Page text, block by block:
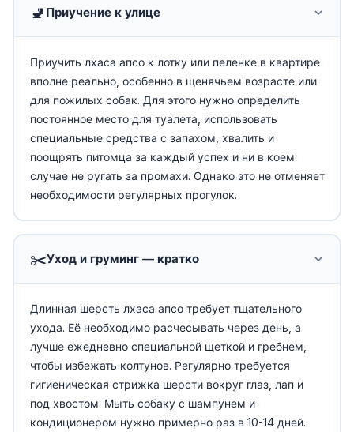
🚽 Приучение к улице
Приучить лхаса апсо к лотку или пеленке в квартире
вполне реально, особенно в щенячьем возрасте или
для пожилых собак. Для этого нужно определить
постоянное место для туалета, использовать
специальные средства с запахом, хвалить и
поощрять питомца за каждый успех и ни в коем
случае не ругать за промахи. Однако это не отменяет
необходимости регулярных прогулок.
✂️Уход и груминг — кратко
Длинная шерсть лхаса апсо требует тщательного
ухода. Её необходимо расчесывать через день, а
лучше ежедневно специальной щеткой и гребнем,
чтобы избежать колтунов. Регулярно требуется
гигиеническая стрижка шерсти вокруг глаз, лап и
под хвостом. Мыть собаку с шампунем и
кондиционером нужно примерно раз в 10-14 дней.